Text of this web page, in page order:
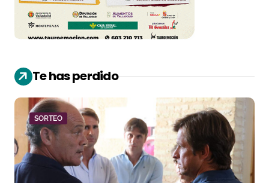
Te has perdido
SORTEO